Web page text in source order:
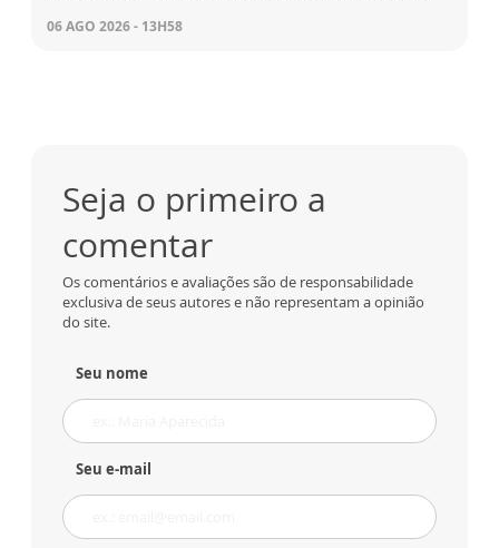
06 AGO 2026 - 13H58
Seja o primeiro a
comentar
Os comentários e avaliações são de responsabilidade
exclusiva de seus autores e não representam a opinião
do site.
Seu nome
Seu e-mail